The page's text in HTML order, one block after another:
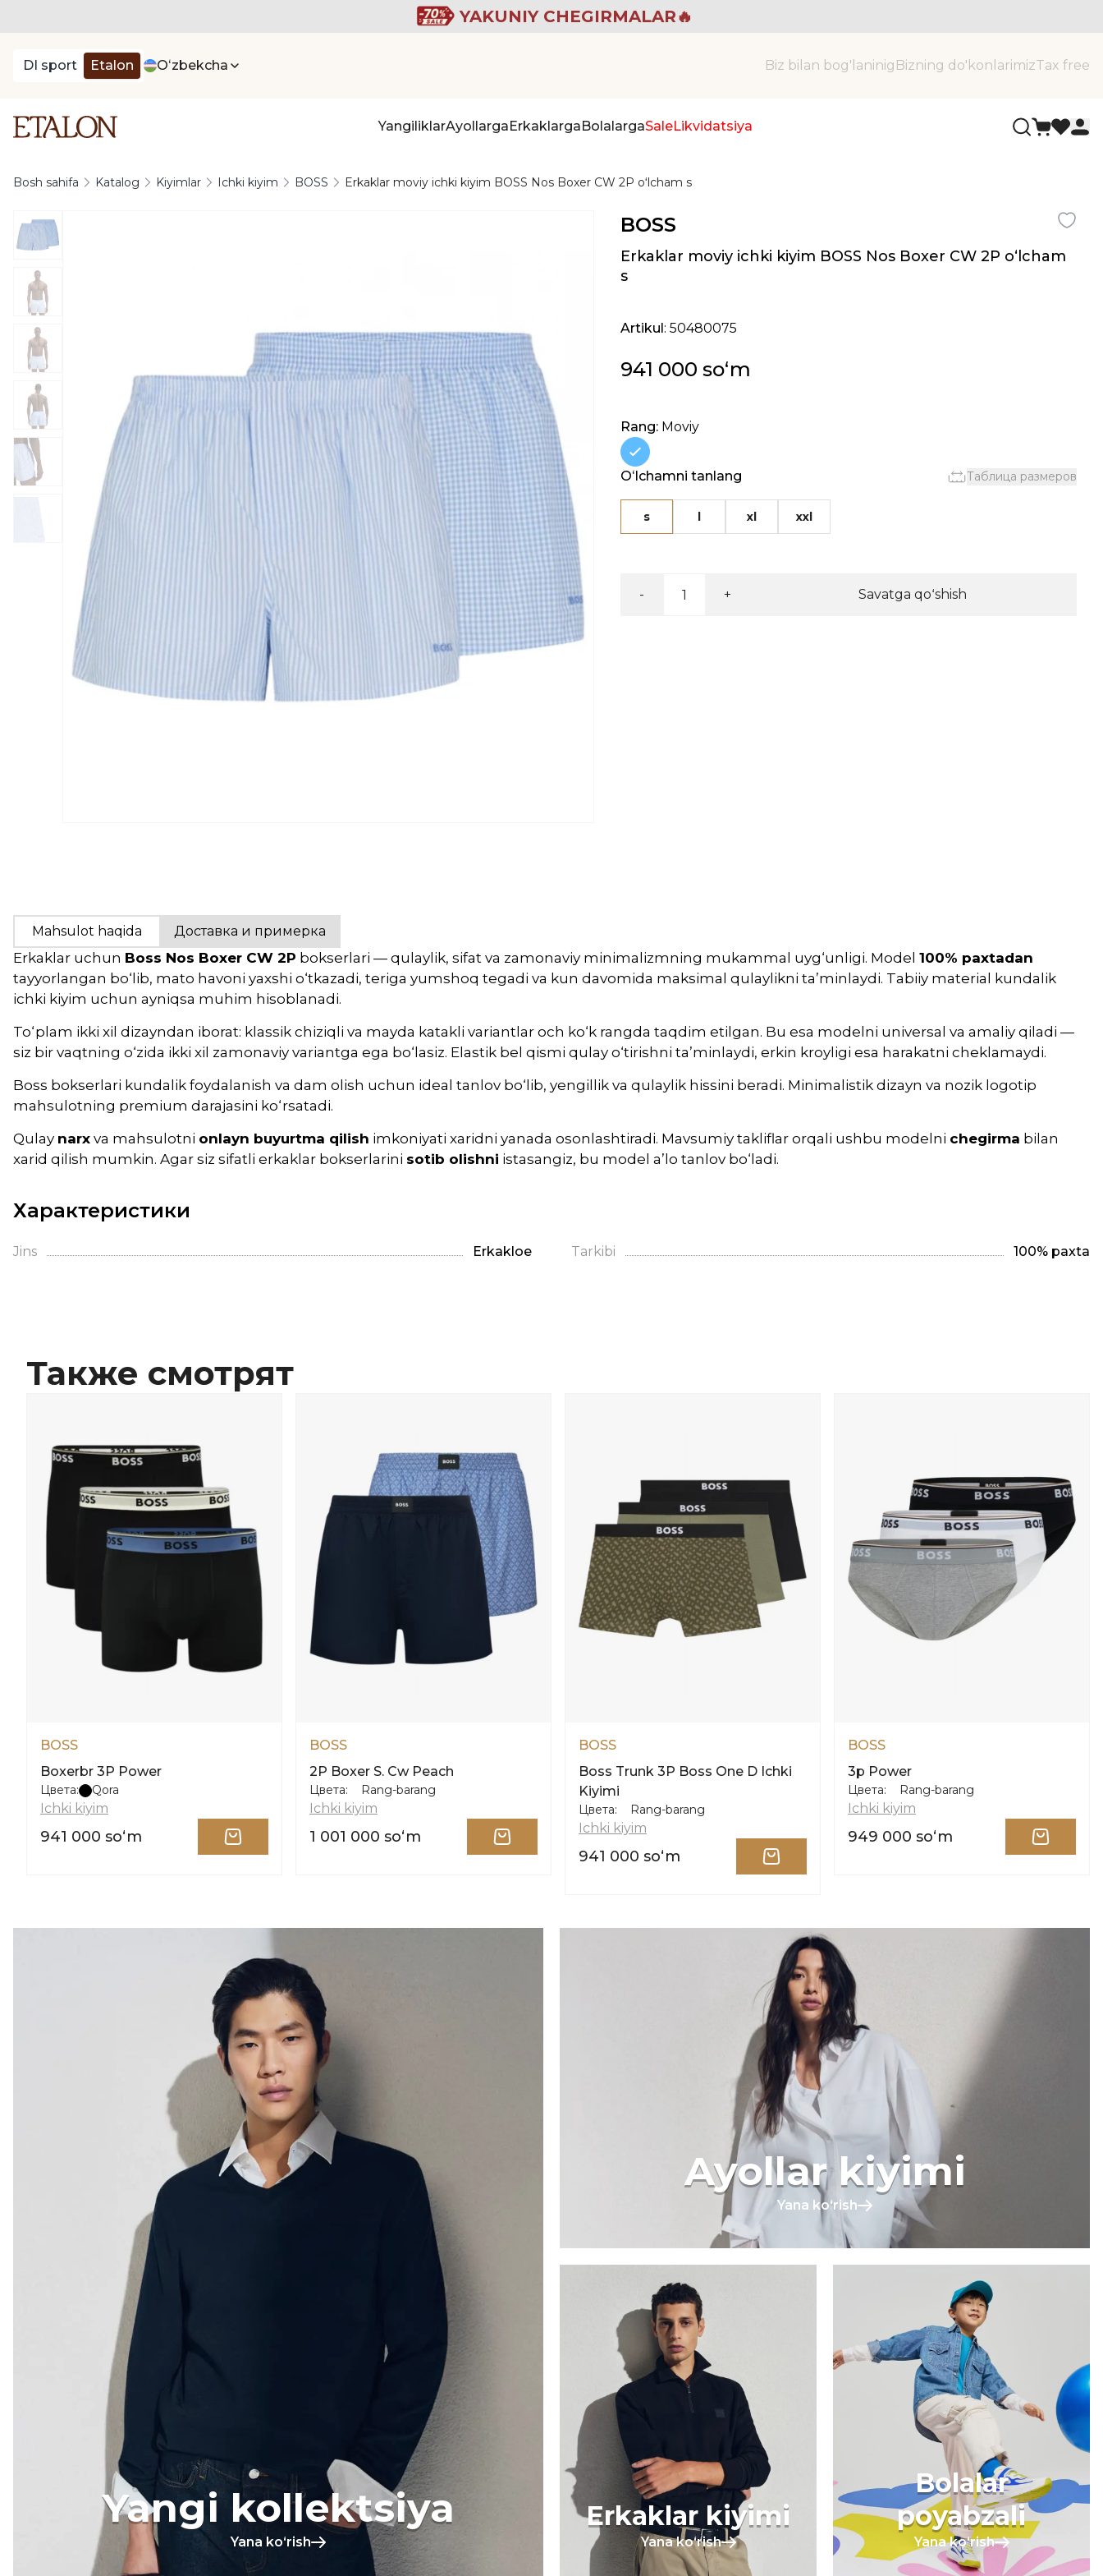
YAKUNIY CHEGIRMALAR🔥
DI sport Etalon Oʻzbekcha Biz bilan bog'laninig Bizning do'konlarimizTax free
YangiliklarAyollargaErkaklargaBolalargaSaleLikvidatsiya
Bosh sahifa Katalog Kiyimlar Ichki kiyim BOSS Erkaklar moviy ichki kiyim BOSS Nos Boxer CW 2P oʻlcham s
BOSS
Erkaklar moviy ichki kiyim BOSS Nos Boxer CW 2P oʻlcham
s
Artikul: 50480075
941 000 soʻm
Rang: Moviy
Oʻlchamni tanlang Таблица размеров
s l xl xxl
- + Savatga qoʻshish
Mahsulot haqida Доставка и примерка
Erkaklar uchun Boss Nos Boxer CW 2P bokserlari — qulaylik, sifat va zamonaviy minimalizmning mukammal uyg‘unligi. Model 100% paxtadan
tayyorlangan bo‘lib, mato havoni yaxshi o‘tkazadi, teriga yumshoq tegadi va kun davomida maksimal qulaylikni ta’minlaydi. Tabiiy material kundalik
ichki kiyim uchun ayniqsa muhim hisoblanadi.
To‘plam ikki xil dizayndan iborat: klassik chiziqli va mayda katakli variantlar och ko‘k rangda taqdim etilgan. Bu esa modelni universal va amaliy qiladi —
siz bir vaqtning o‘zida ikki xil zamonaviy variantga ega bo‘lasiz. Elastik bel qismi qulay o‘tirishni ta’minlaydi, erkin kroyligi esa harakatni cheklamaydi.
Boss bokserlari kundalik foydalanish va dam olish uchun ideal tanlov bo‘lib, yengillik va qulaylik hissini beradi. Minimalistik dizayn va nozik logotip
mahsulotning premium darajasini ko‘rsatadi.
Qulay narx va mahsulotni onlayn buyurtma qilish imkoniyati xaridni yanada osonlashtiradi. Mavsumiy takliflar orqali ushbu modelni chegirma bilan
xarid qilish mumkin. Agar siz sifatli erkaklar bokserlarini sotib olishni istasangiz, bu model a’lo tanlov bo‘ladi.
Характеристики
Jins Erkaklое Tarkibi 100% paxta
Также смотрят
BOSS
Boxerbr 3P Power
Цвета: Qora
Ichki kiyim
941 000 soʻm
BOSS
2P Boxer S. Cw Peach
Цвета: Rang-barang
Ichki kiyim
1 001 000 soʻm
BOSS
Boss Trunk 3P Boss One D Ichki
Kiyimi
Цвета: Rang-barang
Ichki kiyim
941 000 soʻm
BOSS
3p Power
Цвета: Rang-barang
Ichki kiyim
949 000 soʻm
Yangi kollektsiya
Yana koʻrish
Ayollar kiyimi
Yana koʻrish
Erkaklar kiyimi
Yana koʻrish
Bolalar
poyabzali
Yana koʻrish